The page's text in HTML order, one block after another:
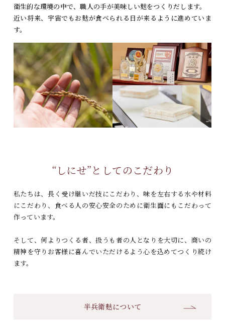
衛生的な環境の中で、職人の手が美味しい麸をつくりだします。
近い将来、宇宙でもお麸が食べられる日が来るように進めていま
す。
“しにせ”としてのこだわり
私たちは、長く受け継いだ技にこだわり、味を左右する水や材料
にこだわり、 食べる人の安心安全のために衛生面にもこだわって
作っています。
そして、何よりつくる者、扱うも者の人となりを大切に、 商いの
精神を守りお客様に喜んでいただけるよう心を込めてつくり続け
ます。
半兵衛麸について